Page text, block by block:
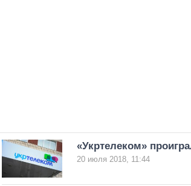
«Укртелеком»
20 июля 2018, 11:44